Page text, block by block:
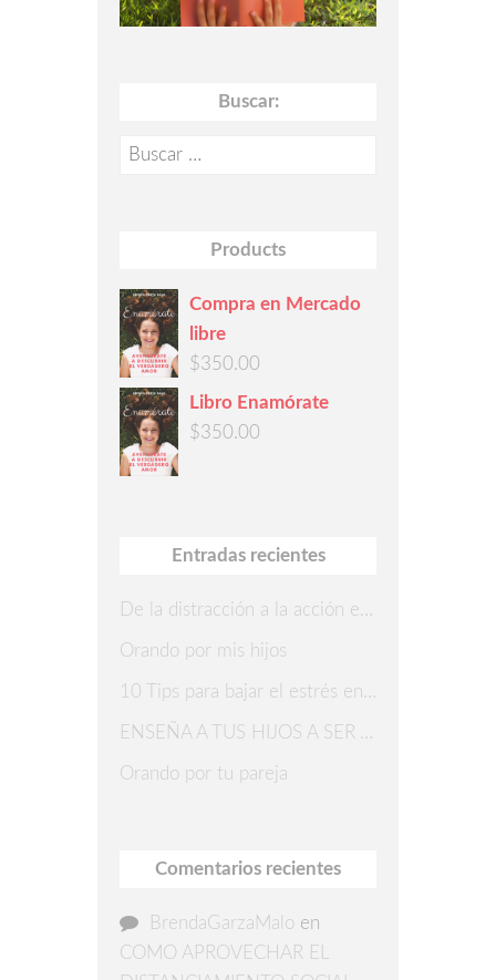
Buscar:
Buscar:
Products
Compra en Mercado
libre
$350.00
Libro Enamórate
$350.00
Entradas recientes
De la distracción a la acción en 7 pasos
Orando por mis hijos
10 Tips para bajar el estrés en Navidad
ENSEÑA A TUS HIJOS A SER AGRADECIDOS
Orando por tu pareja
Comentarios recientes
BrendaGarzaMalo en
COMO APROVECHAR EL